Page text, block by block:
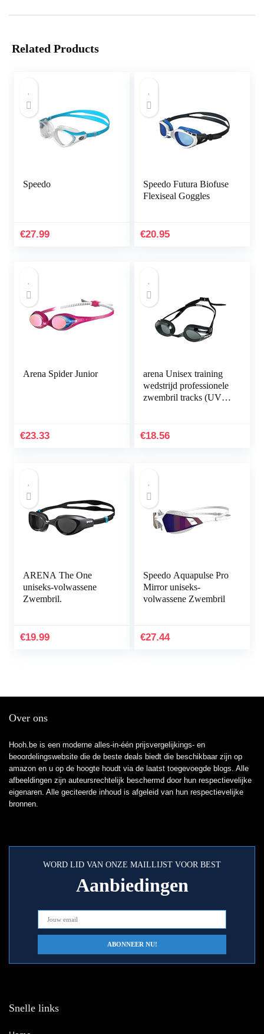
Related Products
Speedo
€27.99
Speedo Futura Biofuse
Flexiseal Goggles
€20.95
Arena Spider Junior
€23.33
arena Unisex training
wedstrijd professionele
zwembril tracks (UV-
glazen)
€18.56
ARENA The One
uniseks-volwassene
Zwembril.
€19.99
Speedo Aquapulse Pro
Mirror uniseks-
volwassene Zwembril
€27.44
Over ons
Hooh.be is een moderne alles-in-één prijsvergelijkings- en
beoordelingswebsite die de beste deals biedt die beschikbaar zijn op
amazon en u op de hoogte houdt via de laatst toegevoegde blogs. Alle
afbeeldingen zijn auteursrechtelijk beschermd door hun respectievelijke
eigenaren. Alle geciteerde inhoud is afgeleid van hun respectievelijke
bronnen.
WORD LID VAN ONZE MAILLIJST VOOR BEST
Aanbiedingen
Snelle links